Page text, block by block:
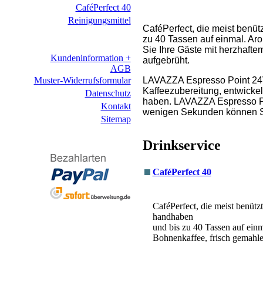
CaféPerfect 40
Reinigungsmittel
Kundeninformation +
AGB
Muster-Widerrufsformular
Datenschutz
Kontakt
Sitemap
CaféPerfect, die meist
zu 40 Tassen auf einmal.
Sie Ihre Gäste mit
aufgebrüht.
LAVAZZA Espresso Point
Kaffeezubereitung,
haben. LAVAZZA Espresso
wenigen Sekunden können
Drinkservice
CaféPerfect 40
CaféPerfect, die meist
handhaben
und bis zu 40 Tassen auf
Bohnenkaffee, frisch